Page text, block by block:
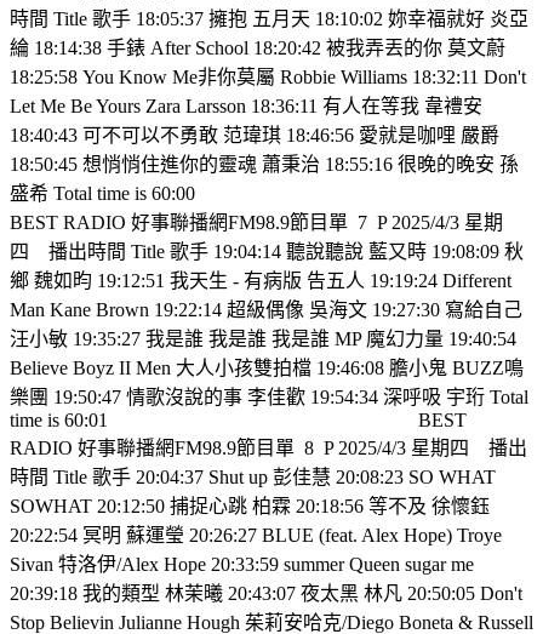
時間 Title 歌手 18:05:37 擁抱 五月天 18:10:02 妳幸福就好 炎亞
綸 18:14:38 手錶 After School 18:20:42 被我弄丟的你 莫文蔚
18:25:58 You Know Me非你莫屬 Robbie Williams 18:32:11 Don't
Let Me Be Yours Zara Larsson 18:36:11 有人在等我 韋禮安
18:40:43 可不可以不勇敢 范瑋琪 18:46:56 愛就是咖哩 嚴爵
18:50:45 想悄悄住進你的靈魂 蕭秉治 18:55:16 很晚的晚安 孫
盛希 Total time is 60:00
BEST RADIO 好事聯播網FM98.9節目單 7 P 2025/4/3 星期
四
播出時間 Title 歌手 19:04:14 聽說聽說 藍又時 19:08:09 秋
鄉 魏如昀 19:12:51 我天生 - 有病版 告五人 19:19:24 Different
Man Kane Brown 19:22:14 超級偶像 吳海文 19:27:30 寫給自己
汪小敏 19:35:27 我是誰 我是誰 我是誰 MP 魔幻力量 19:40:54
Believe Boyz II Men 大人小孩雙拍檔 19:46:08 膽小鬼 BUZZ鳴
樂團 19:50:47 情歌沒說的事 李佳歡 19:54:34 深呼吸 宇珩 Total
time is 60:01
BEST
RADIO 好事聯播網FM98.9節目單 8 P 2025/4/3 星期四
播出
時間 Title 歌手 20:04:37 Shut up 彭佳慧 20:08:23 SO WHAT
SOWHAT 20:12:50 捕捉心跳 柏霖 20:18:56 等不及 徐懷鈺
20:22:54 冥明 蘇運瑩 20:26:27 BLUE (feat. Alex Hope) Troye
Sivan 特洛伊/Alex Hope 20:33:59 summer Queen sugar me
20:39:18 我的類型 林茉曦 20:43:07 夜太黑 林凡 20:50:05 Don't
Stop Believin Julianne Hough 茱莉安哈克/Diego Boneta & Russell